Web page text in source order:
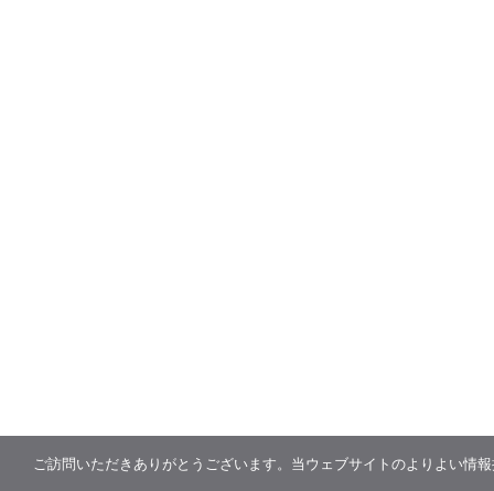
ご訪問いただきありがとうございます。当ウェブサイトのよりよい